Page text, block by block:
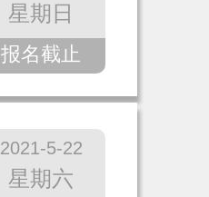
星期日
报名截止
2021-5-22
星期六